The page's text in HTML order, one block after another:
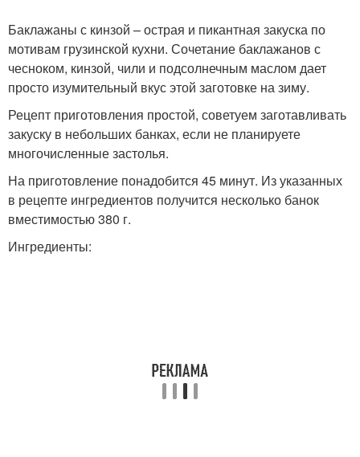
Баклажаны в уксусно-
чесночном соусе
Баклажаны с кинзой – острая и пикантная закуска по
мотивам грузинской кухни. Сочетание баклажанов с
чесноком, кинзой, чили и подсолнечным маслом дает
просто изумительный вкус этой заготовке на зиму.
Рецепт приготовления простой, советуем заготавливать
закуску в небольших банках, если не планируете
многочисленные застолья.
На приготовление понадобится 45 минут. Из указанных
в рецепте ингредиентов получится несколько банок
вместимостью 380 г.
Ингредиенты: